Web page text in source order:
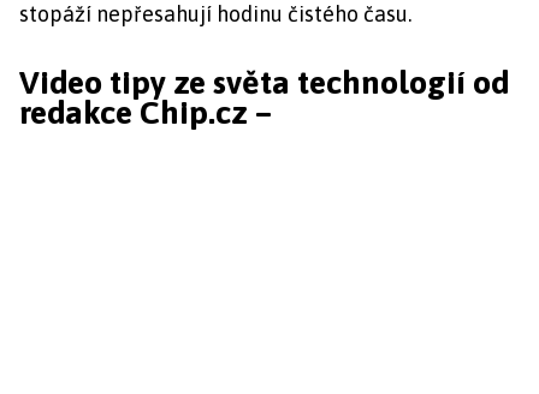
stopáží nepřesahují hodinu čistého času.
Video tipy ze světa technologií od
redakce Chip.cz –